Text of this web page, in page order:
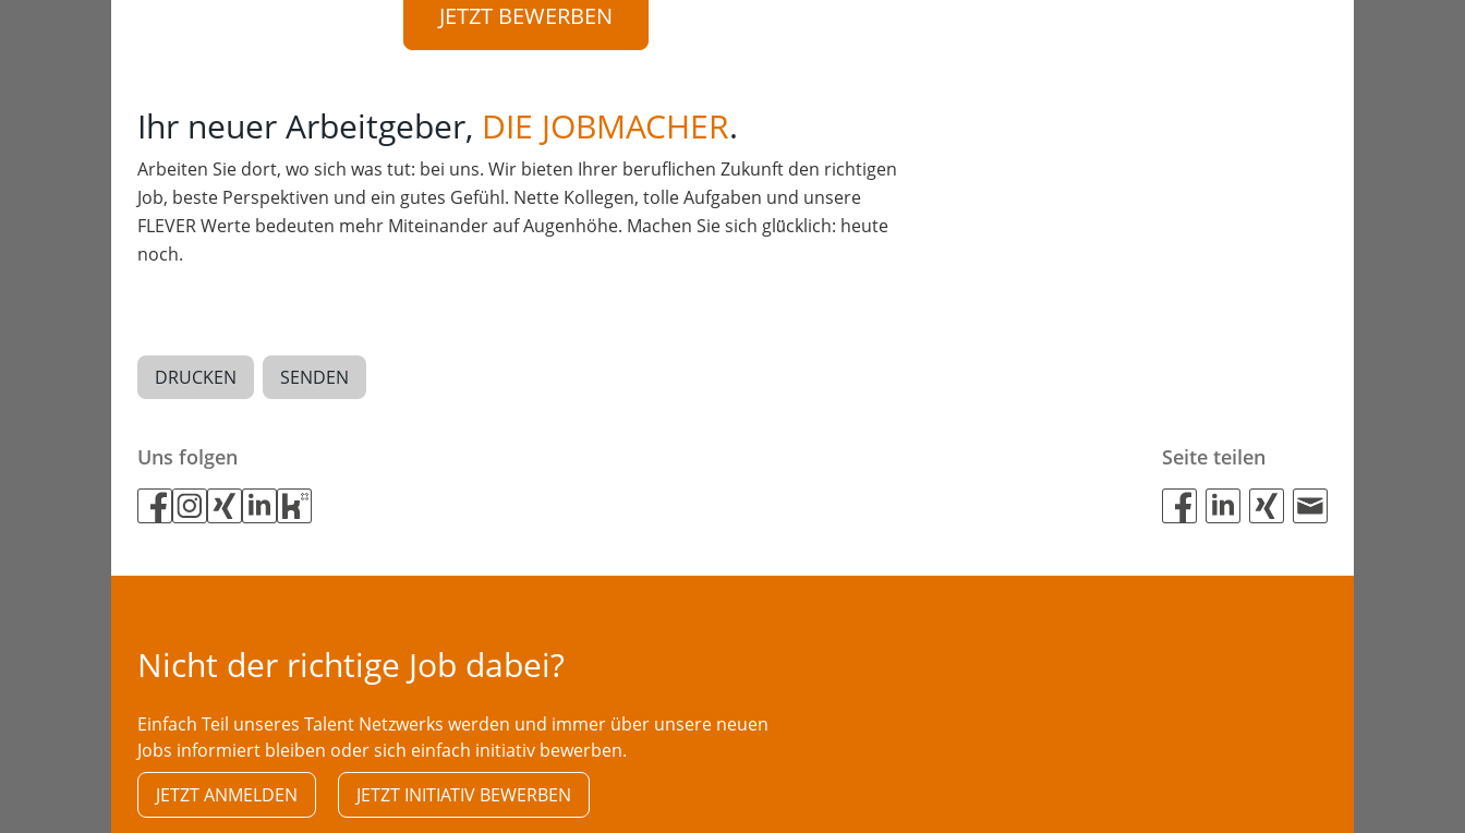
JETZT BEWERBEN
Ihr neuer Arbeitgeber, DIE JOBMACHER.
Arbeiten Sie dort, wo sich was tut: bei uns. Wir bieten Ihrer beruflichen Zukunft den richtigen
Job, beste Perspektiven und ein gutes Gefühl. Nette Kollegen, tolle Aufgaben und unsere
FLEVER Werte bedeuten mehr Miteinander auf Augenhöhe. Machen Sie sich glü̈cklich: heute
noch.
DRUCKEN SENDEN
Uns folgen Seite teilen
Nicht der richtige Job dabei?
Einfach Teil unseres Talent Netzwerks werden und immer über unsere neuen
Jobs informiert bleiben oder sich einfach initiativ bewerben.
JETZT ANMELDEN
JETZT INITIATIV BEWERBEN